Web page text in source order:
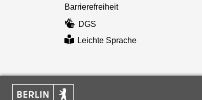
Barrierefreiheit
DGS
Leichte Sprache